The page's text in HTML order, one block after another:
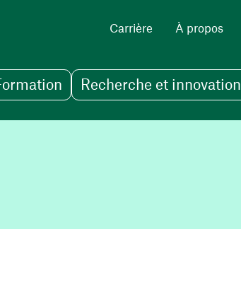
Carrière À propos
Recherche et innovation